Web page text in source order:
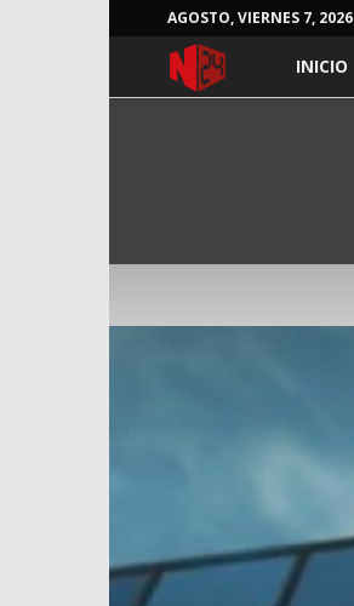
AGOSTO, VIERNES 7, 2026
NOTICIASINICIO